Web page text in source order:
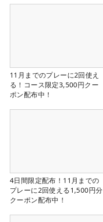
11月までのプレーに2回使え
る！コース限定3,500円クー
ポン配布中！
4日間限定配布！11月までの
プレーに2回使える1,500円分
クーポン配布中！